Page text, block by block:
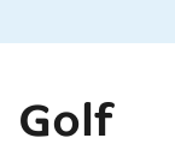
Golf